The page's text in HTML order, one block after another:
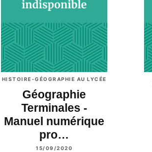
HISTOIRE-GÉOGRAPHIE AU LYCÉE
Géographie
Terminales -
Manuel numérique
pro…
15/09/2020